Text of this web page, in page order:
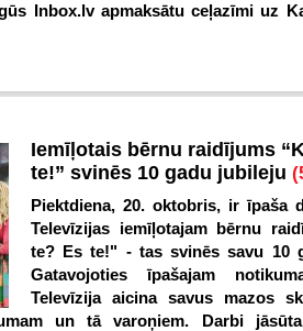
Inbox.lv apmaksātu ceļazīmi uz
Iemīļotais bērnu raidījums
te!” svinēs 10 gadu jubileju
Piektdiena, 20. oktobris, ir īpaša
Televīzijas iemīļotajam bērnu
te? Es te!" - tas svinēs savu 10
Gatavojoties īpašajam
Televīzija aicina savus mazos
un tā varoņiem. Darbi